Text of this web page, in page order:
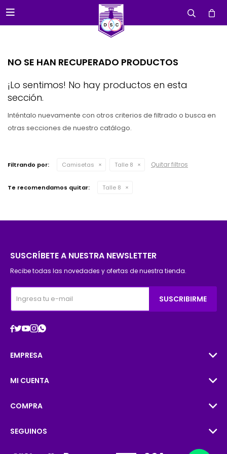

NO SE HAN RECUPERADO PRODUCTOS
¡Lo sentimos! No hay productos en esta
sección.
Inténtalo nuevamente con otros criterios de filtrado o busca en
otras secciones de nuestro catálogo.
Filtrando por: Camisetas Talle 8 Quitar filtros
Te recomendamos quitar: Talle 8
SUSCRÍBETE A NUESTRA NEWSLETTER
Recibe todas las novedades y ofertas de nuestra tienda.
SUSCRIBIRME

EMPRESA
MI CUENTA
COMPRA
SEGUINOS